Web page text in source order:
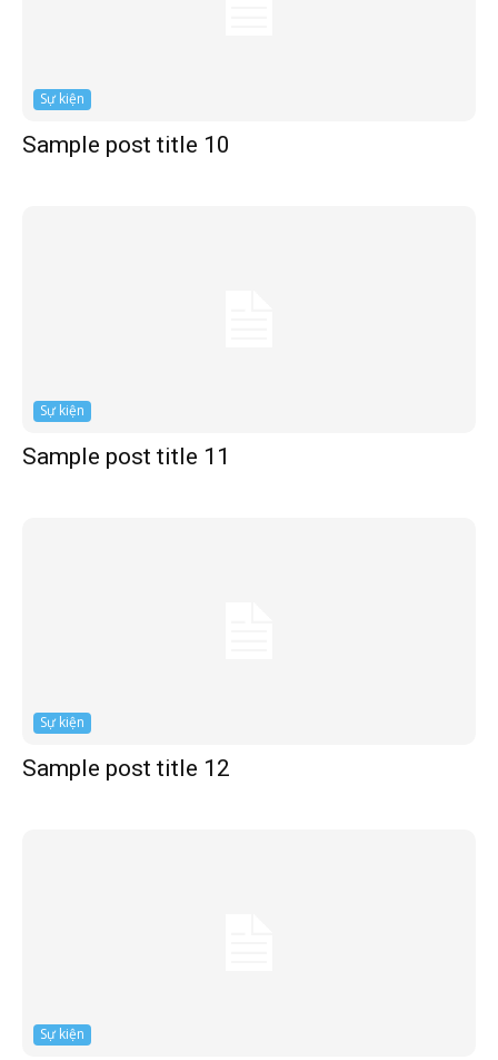
Sự kiện
Sample post title 10
Sự kiện
Sample post title 11
Sự kiện
Sample post title 12
Sự kiện